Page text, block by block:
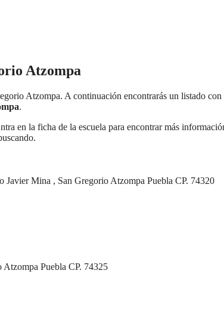
Atzompa
Atzompa. A continuación encontrarás un listado con
.
en la ficha de la escuela para encontrar más
Mina , San Gregorio Atzompa Puebla CP. 74320
Puebla CP. 74325